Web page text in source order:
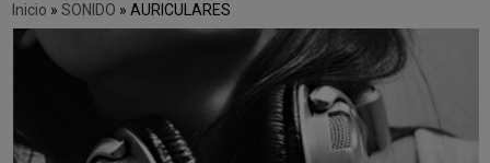
Inicio » SONIDO » AURICULARES